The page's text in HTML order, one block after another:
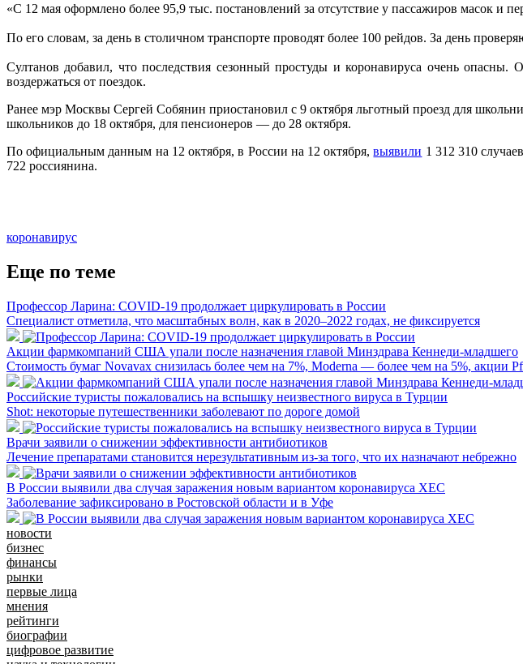
«С 12 мая оформлено более 95,9 тыс. постановлений за отсутствие у пассажиров масок
По его словам, за день в столичном транспорте проводят более 100 рейдов. За день
Султанов добавил, что последствия сезонный простуды и коронавируса очень
воздержаться от поездок.
Ранее мэр Москвы Сергей Собянин приостановил с 9 октября льготный проезд для
школьников до 18 октября, для пенсионеров — до 28 октября.
По официальным данным на 12 октября, в России на 12 октября,выявили 1 312 310
722 россиянина.
коронавирус
Еще по теме
Профессор Ларина: COVID-19 продолжает циркулировать в России
Специалист отметила, что масштабных волн, как в 2020–2022 годах, не фиксируется
Акции фармкомпаний США упали после назначения главой Минздрава Кеннеди-младшего
Стоимость бумаг Novavax снизилась более чем на 7%, Moderna — более чем на 5%, акции
Российские туристы пожаловались на вспышку неизвестного вируса в Турции
Shot: некоторые путешественники заболевают по дороге домой
Врачи заявили о снижении эффективности антибиотиков
Лечение препаратами становится нерезультативным из-за того, что их назначают небрежно
В России выявили два случая заражения новым вариантом коронавируса XEC
Заболевание зафиксировано в Ростовской области и в Уфе
новости
бизнес
финансы
рынки
первые лица
мнения
рейтинги
биографии
цифровое развитие